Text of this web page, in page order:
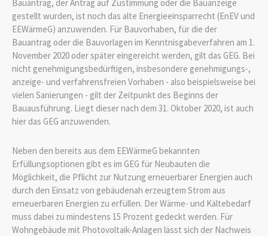
Bauantrag, der Antrag auf Zustimmung oder die Bauanzeige
gestellt wurden, ist noch das alte Energieeinsparrecht (EnEV und
EEWärmeG) anzuwenden. Für Bauvorhaben, für die der
Bauantrag oder die Bauvorlagen im Kenntnisgabeverfahren am 1.
November 2020 oder später eingereicht werden, gilt das GEG. Bei
nicht genehmigungsbedürftigen, insbesondere genehmigungs-,
anzeige- und verfahrensfreien Vorhaben - also beispielsweise bei
vielen Sanierungen - gilt der Zeitpunkt des Beginns der
Bauausführung. Liegt dieser nach dem 31. Oktober 2020, ist auch
hier das GEG anzuwenden.
Neben den bereits aus dem EEWärmeG bekannten
Erfüllungsoptionen gibt es im GEG für Neubauten die
Möglichkeit, die Pflicht zur Nutzung erneuerbarer Energien auch
durch den Einsatz von gebäudenah erzeugtem Strom aus
erneuerbaren Energien zu erfüllen. Der Wärme- und Kältebedarf
muss dabei zu mindestens 15 Prozent gedeckt werden. Für
Wohngebäude mit Photovoltaik-Anlagen lässt sich der Nachweis